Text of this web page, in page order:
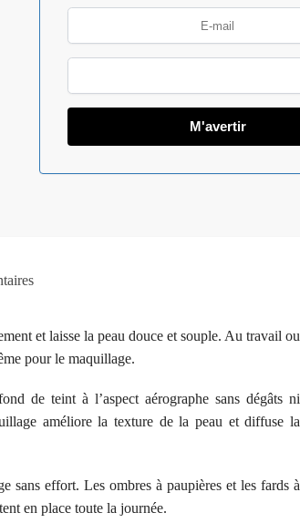
et laisse la peau douce et souple. Au travail ou
pour le maquillage.
de teint à l’aspect aérographe sans dégâts ni
améliore la texture de la peau et diffuse la
sans effort. Les ombres à paupières et les fards à
en place toute la journée.